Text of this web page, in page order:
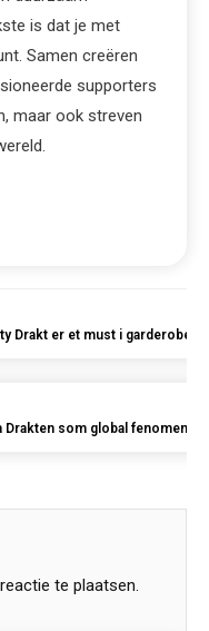
is dat je met
Samen creëren
supporters
maar ook streven
Drakt er et must i garderoben
Drakten som global fenomen
te plaatsen.